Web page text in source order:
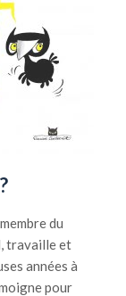
du
travaille et
années à
pour